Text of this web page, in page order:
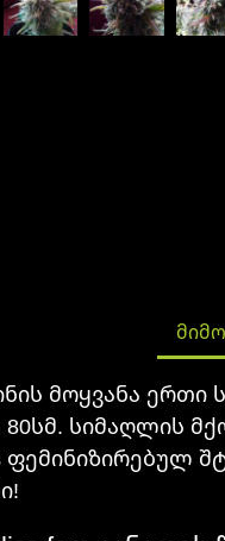
მოყვანა ერთი
სიმაღლის